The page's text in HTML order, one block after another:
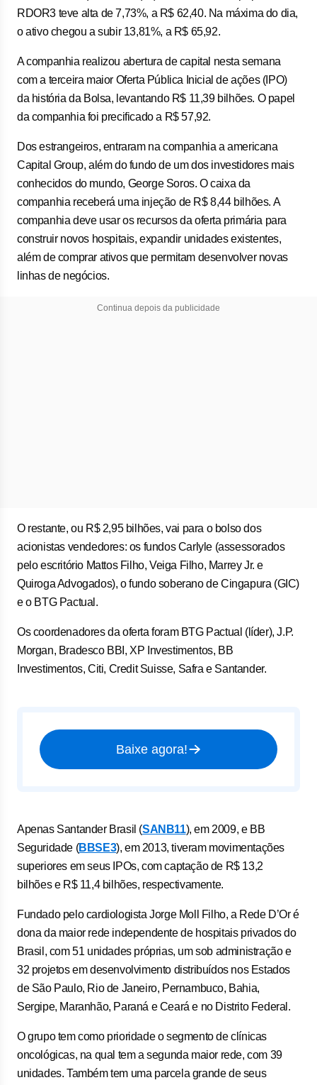
RDOR3 teve alta de 7,73%, a R$ 62,40. Na máxima do dia,
o ativo chegou a subir 13,81%, a R$ 65,92.
A companhia realizou abertura de capital nesta semana
com a terceira maior Oferta Pública Inicial de ações (IPO)
da história da Bolsa, levantando R$ 11,39 bilhões. O papel
da companhia foi precificado a R$ 57,92.
Dos estrangeiros, entraram na companhia a americana
Capital Group, além do fundo de um dos investidores mais
conhecidos do mundo, George Soros. O caixa da
companhia receberá uma injeção de R$ 8,44 bilhões. A
companhia deve usar os recursos da oferta primária para
construir novos hospitais, expandir unidades existentes,
além de comprar ativos que permitam desenvolver novas
linhas de negócios.
Continua depois da publicidade
O restante, ou R$ 2,95 bilhões, vai para o bolso dos
acionistas vendedores: os fundos Carlyle (assessorados
pelo escritório Mattos Filho, Veiga Filho, Marrey Jr. e
Quiroga Advogados), o fundo soberano de Cingapura (GIC)
e o BTG Pactual.
Os coordenadores da oferta foram BTG Pactual (líder), J.P.
Morgan, Bradesco BBI, XP Investimentos, BB
Investimentos, Citi, Credit Suisse, Safra e Santander.
Baixe agora!
Apenas Santander Brasil (SANB11), em 2009, e BB
Seguridade (BBSE3), em 2013, tiveram movimentações
superiores em seus IPOs, com captação de R$ 13,2
bilhões e R$ 11,4 bilhões, respectivamente.
Fundado pelo cardiologista Jorge Moll Filho, a Rede D’Or é
dona da maior rede independente de hospitais privados do
Brasil, com 51 unidades próprias, um sob administração e
32 projetos em desenvolvimento distribuídos nos Estados
de São Paulo, Rio de Janeiro, Pernambuco, Bahia,
Sergipe, Maranhão, Paraná e Ceará e no Distrito Federal.
O grupo tem como prioridade o segmento de clínicas
oncológicas, na qual tem a segunda maior rede, com 39
unidades. Também tem uma parcela grande de seus